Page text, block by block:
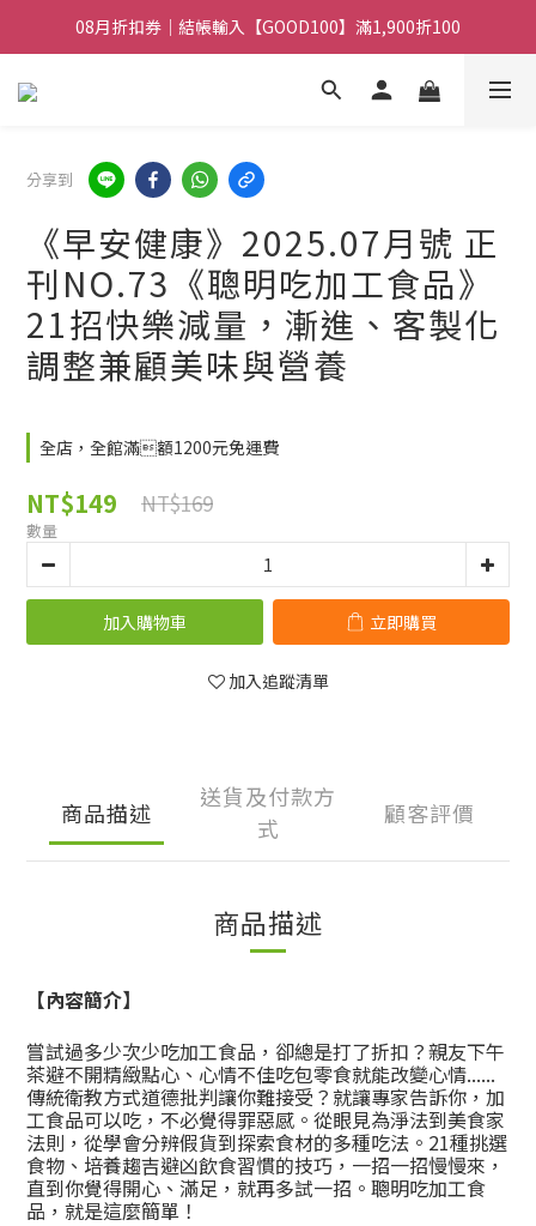
08月折扣券｜結帳輸入【GOOD100】滿1,900折100
08月折扣券｜結帳輸入【GOOD100】滿1,900折100
08月折扣券｜結帳輸入【GOOD250】滿2,500折200
分享到
《早安健康》2025.07月號 正
刊NO.73《聰明吃加工食品》
21招快樂減量，漸進、客製化
調整兼顧美味與營養
全店，全館滿額1200元免運費
NT$149 NT$169
數量
加入購物車 立即購買
加入追蹤清單
商品描述
送貨及付款方
式
顧客評價
商品描述
【內容簡介】
嘗試過多少次少吃加工食品，卻總是打了折扣？親友下午
茶避不開精緻點心、心情不佳吃包零食就能改變心情......
傳統衛教方式道德批判讓你難接受？就讓專家告訴你，加
工食品可以吃，不必覺得罪惡感。從眼見為淨法到美食家
法則，從學會分辨假貨到探索食材的多種吃法。21種挑選
食物、培養趨吉避凶飲食習慣的技巧，一招一招慢慢來，
直到你覺得開心、滿足，就再多試一招。聰明吃加工食
品，就是這麼簡單！